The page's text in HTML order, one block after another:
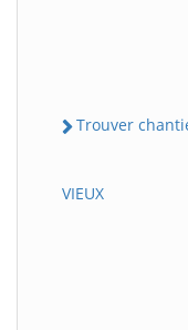
Trouver
VIEUX